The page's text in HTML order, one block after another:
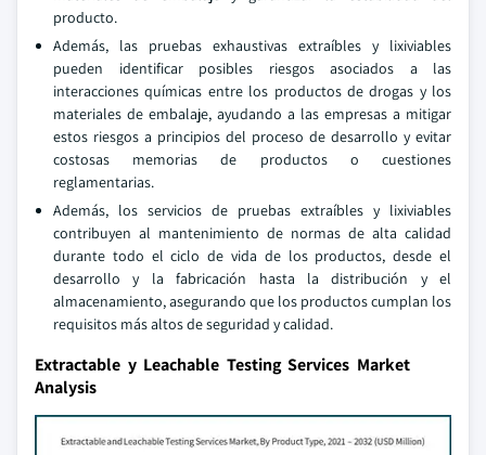
producto.
Además, las pruebas exhaustivas extraíbles y lixiviables
pueden identificar posibles riesgos asociados a las
interacciones químicas entre los productos de drogas y los
materiales de embalaje, ayudando a las empresas a mitigar
estos riesgos a principios del proceso de desarrollo y evitar
costosas memorias de productos o cuestiones
reglamentarias.
Además, los servicios de pruebas extraíbles y lixiviables
contribuyen al mantenimiento de normas de alta calidad
durante todo el ciclo de vida de los productos, desde el
desarrollo y la fabricación hasta la distribución y el
almacenamiento, asegurando que los productos cumplan los
requisitos más altos de seguridad y calidad.
Extractable y Leachable Testing Services Market
Analysis